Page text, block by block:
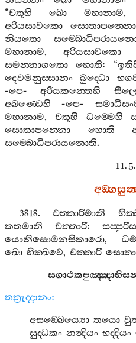
“චතූහි ඛො මහානාම
අරියසාවකො
සොතාපන‍්නො
නියතො
මහානාම, අරියසාවකො
සමන‍්නාගතො
හොති: “
දෙවමනුස‍්සානං
බුද‍්ධො
-පෙ-අරියකන‍්තෙහි
අඛණ‍්ඩෙහි -පෙ-
මහානාම, චතූහි ධම‍්මෙහි
සොතාපන‍්නො
හොති
සම‍්බොධිපරායනොති.
11.
3818.චත‍්තාරිමානි
කතමානි
චත‍්තාරි:
යොනිසොමනසිකාරො,
ඛො භික‍්ඛවෙ, චත‍්තාරි
තත්‍රුද‍්දානං:
අසඞ‍්ඛෙය්‍යො තයො
සුද‍්ධකං නන්‍දියං භද‍්දියං